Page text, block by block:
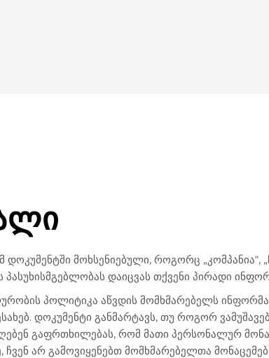
მოხსენიებული, როგორც „კომპანია“,
დაიცვას თქვენი პირადი
პოლიტიკა აწვდის მომხმარებელს
დოკუმენტი განმარტავს, თუ როგორ
გაფრთხილებას, რომ მათი პერსონალურ
ჩვენ არ გამოვიყენებთ მომხმარებელთა